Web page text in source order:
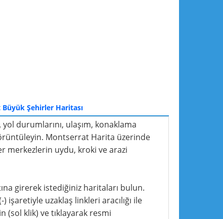
Şehirler Haritası
durumlarını, ulaşım, konaklama
Montserrat Harita üzerinde
merkezlerin uydu, kroki ve arazi
girerek istediğiniz haritaları bulun.
uzaklaş linkleri aracılığı ile
klik) ve tıklayarak resmi